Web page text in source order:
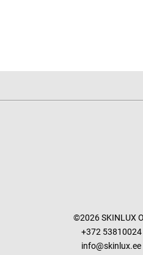
©2026 SKINLUX
+372 53810024
info@skinlux.ee